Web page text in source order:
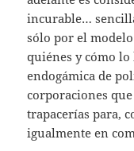
incurable…
sólo por el
quiénes y cómo
endogámica de
corporaciones
trapacerías para,
igualmente en